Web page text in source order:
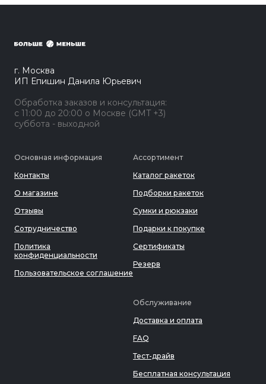
г. Москва
ИП Епишин Данила Юрьевич
Обработка заказов и консультация:
с 11:00 до 20:00 о Москве (GMT +3)
суббота - выходной
Основная информация
Контакты
О магазине
Отзывы
Сотрудничество
Политика
конфиденциальности
Пользовательское соглашение
Ассортимент
Каталог ракеток
Подборки ракеток
Сумки и рюкзаки
Подарки к покупке
Сертификаты
Резерв
Обслуживание
Доставка и оплата
FAQ
Тест-драйв
Бесплатная консультация